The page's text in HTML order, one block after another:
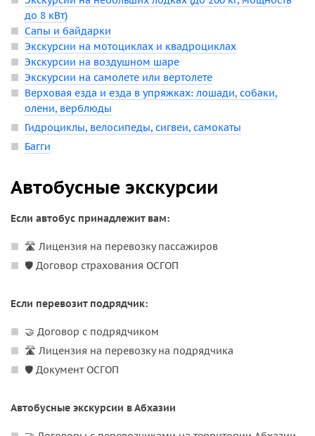
до 8 кВт)
Сапы и байдарки
Экскурсии на мотоциклах и квадроциклах
Экскурсии на воздушном шаре
Экскурсии на самолете или вертолете
Верховая езда и езда в упряжках: лошади, собаки,
олени, верблюды
Гидроциклы, велосипеды, сигвеи, самокаты
Багги
Автобусные экскурсии
Если автобус принадлежит вам:
🛣️ Лицензия на перевозку пассажиров
🛡️ Договор страхования ОСГОП
Если перевозит подрядчик:
🤝 Договор с подрядчиком
🛣️ Лицензия на перевозку на подрядчика
🛡️ Документ ОСГОП
Автобусные экскурсии в Абхазии